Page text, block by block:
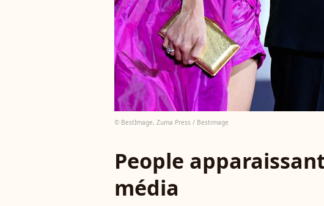
© BestImage, Zuma Press / Bestimage
People
média